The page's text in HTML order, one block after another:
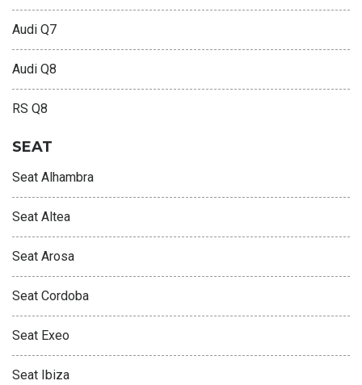
Audi Q7
Audi Q8
RS Q8
SEAT
Seat Alhambra
Seat Altea
Seat Arosa
Seat Cordoba
Seat Exeo
Seat Ibiza